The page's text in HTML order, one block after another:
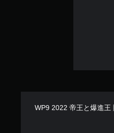
WP9 2022 帝王と爆進王